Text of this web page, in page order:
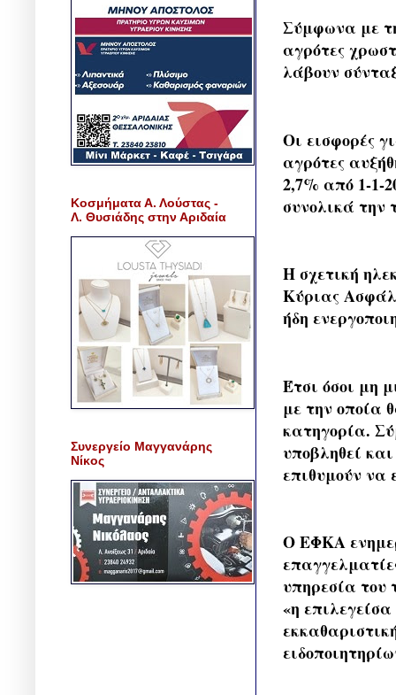
Σύμφωνα με
αγρότες
λάβουν
Οι εισφορές
αγρότες
2,7% από 1-1-
συνολικά την
Η σχετική
Κύριας
ήδη
Έτσι όσοι μη
με την οποία
κατηγορία.
υποβληθεί
επιθυμούν να
Ο ΕΦΚΑ
υπηρεσία του
«η
Κοσμήματα Α. Λούστας -
Λ. Θυσιάδης στην Αριδαία
Συνεργείο Μαγγανάρης
Νίκος